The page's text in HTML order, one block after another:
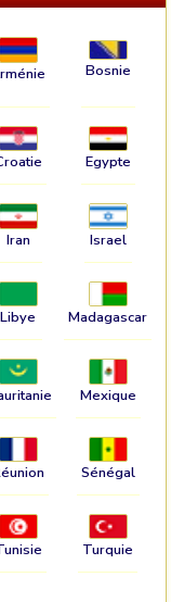
Bosnie
Egypte
Iran Israel
Libye Madagascar
Mexique
Sénégal
Turquie